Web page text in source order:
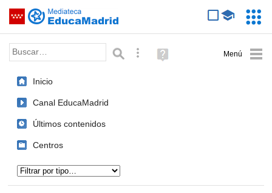
Saltar navegación
Palabra o frase: Búsqueda avanzada
Ayuda
(en
Inicio
Canal EducaMadrid
Últimos contenidos
Centros